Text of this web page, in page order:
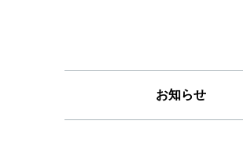
お知らせ